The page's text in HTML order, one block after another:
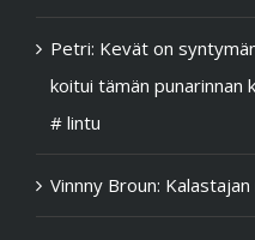
Petri: Kevät on
koitui tämän punarinnan
# lintu
Vinnny Broun: